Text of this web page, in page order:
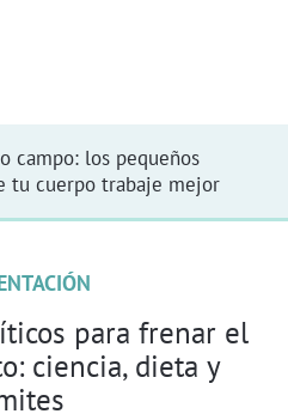
campo: los pequeños
tu cuerpo trabaje mejor
para frenar el
ciencia, dieta y